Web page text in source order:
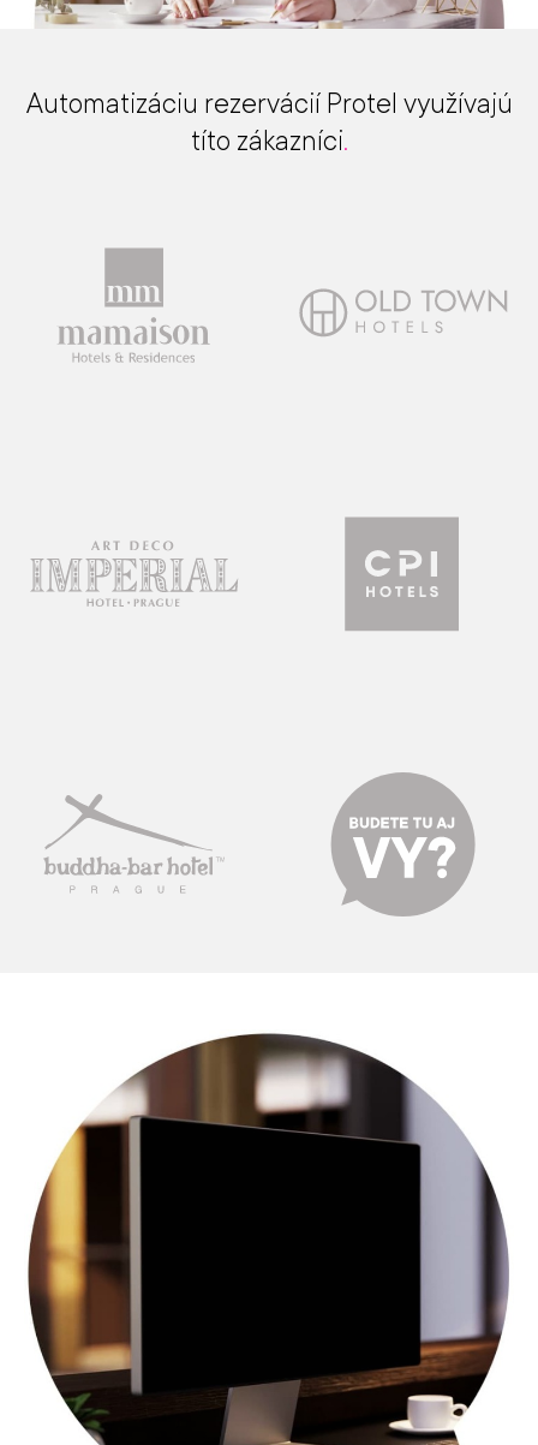
Automatizáciu rezervácií Protel využívajú
títo zákazníci.